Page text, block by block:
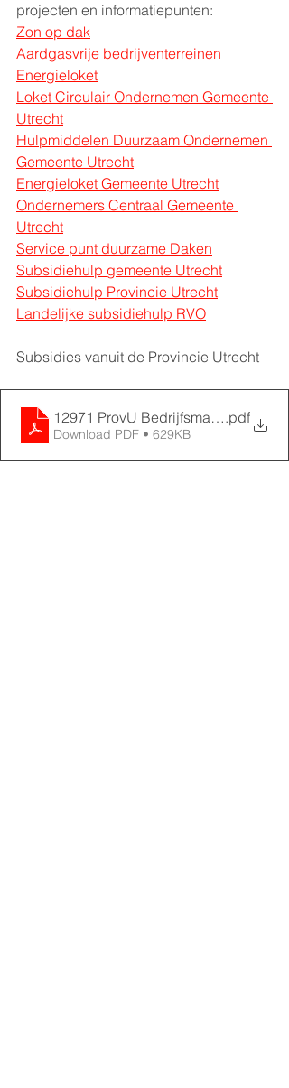
projecten en informatiepunten:
Zon op dak
Aardgasvrije bedrijventerreinen
Energieloket
Loket Circulair Ondernemen Gemeente
Utrecht
Hulpmiddelen Duurzaam Ondernemen
Gemeente Utrecht
Energieloket Gemeente Utrecht
Ondernemers Centraal Gemeente
Utrecht
Service punt duurzame Daken
Subsidiehulp gemeente Utrecht
Subsidiehulp Provincie Utrecht
Landelijke subsidiehulp RVO
Subsidies vanuit de Provincie Utrecht
12971 ProvU Bedrijfsmatig en
.pdf
Download PDF • 629KB